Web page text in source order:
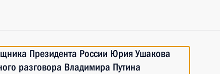
Президента России Юрия Ушакова
разговора Владимира Путина